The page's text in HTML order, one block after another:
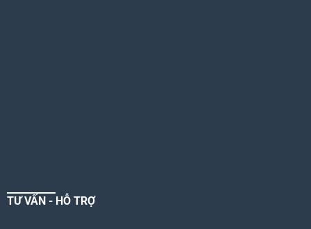
TƯ VẤN - HỖ TRỢ